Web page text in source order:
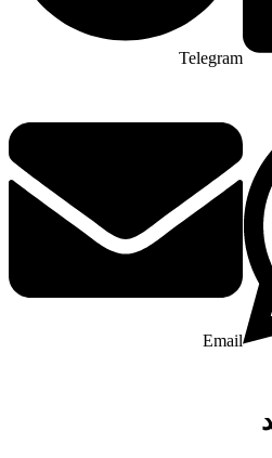
Telegram
Email